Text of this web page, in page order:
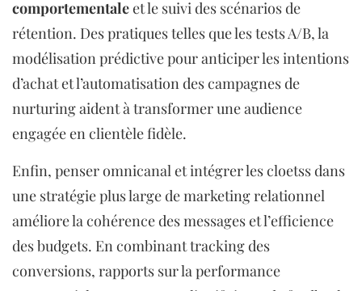
comportementaleet le suivi des scénarios de
rétention. Des pratiques telles que les tests A/B, la
modélisation prédictive pour anticiper les intentions
d’achat et l’automatisation des campagnes de
nurturing aident à transformer une audience
engagée en clientèle fidèle.
Enfin, penser omnicanal et intégrer les cloetss dans
une stratégie plus large de marketing relationnel
améliore la cohérence des messages et l’efficience
des budgets. En combinant tracking des
conversions, rapports sur la performance